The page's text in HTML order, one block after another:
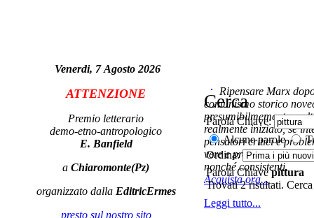
Il
Venerdi, 7 Agosto 2026
ATTENZIONE
Premio letterario
demo-etno-antropologico
E. Banfield
a Chiaromonte(Pz)
organizzato dalla EditricErmes
presto sul nostro sito
Ripensare Marx
comunismo storico
presumibilmemente
realmente iniziato, se
pensatori critici e
vere e proprie correnti
nonché consistenti.
Acquista ora...
Leggi tutto...
Cerca
Parola Chiave:
Alcune parole
Ordina:
Parola Chiavepittura
Trovati 2 risultati.